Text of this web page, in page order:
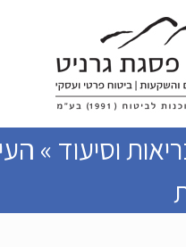
וסיעוד »